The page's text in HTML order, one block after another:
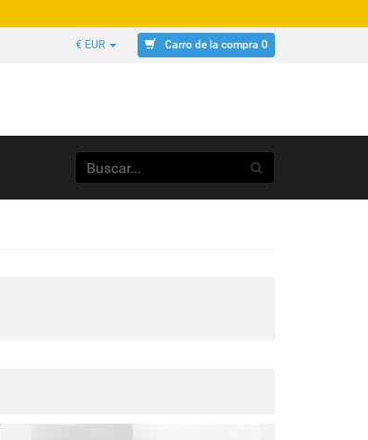
€ EUR Carro de la compra 0